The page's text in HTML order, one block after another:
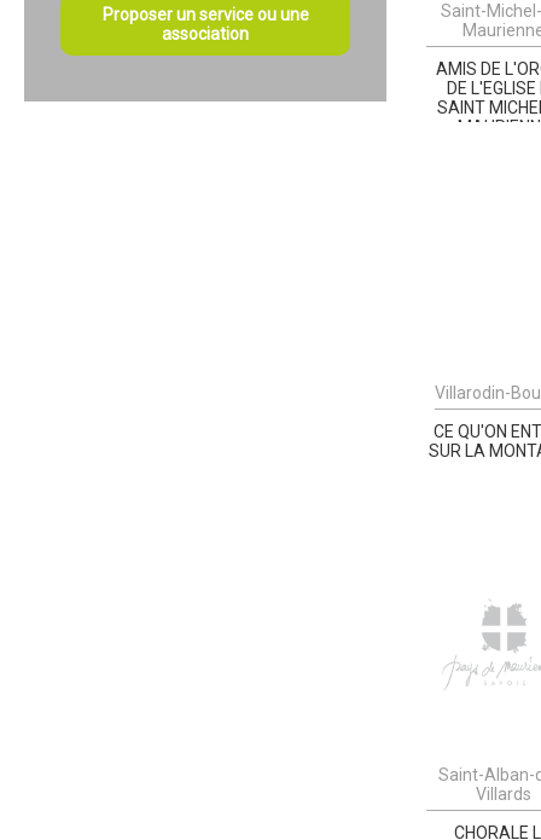
Proposer un service ou une
association
Saint-
AMIS DE
DE L'EGLISE
SAINT
Villarodin-
CE QU'ON
SUR LA
Saint-Alban-
Villards
CHORALE